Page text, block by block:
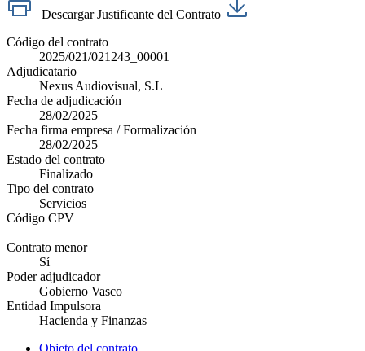
| Descargar Justificante del Contrato
Código del contrato
2025/021/021243_00001
Adjudicatario
Nexus Audiovisual, S.L
Fecha de adjudicación
28/02/2025
Fecha firma empresa / Formalización
28/02/2025
Estado del contrato
Finalizado
Tipo del contrato
Servicios
Código CPV
Contrato menor
Sí
Poder adjudicador
Gobierno Vasco
Entidad Impulsora
Hacienda y Finanzas